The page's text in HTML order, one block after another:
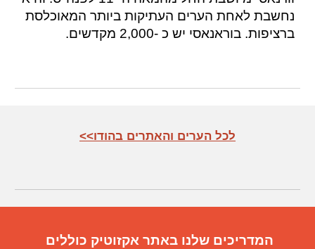
נחשבת לאחת הערים העתיקות ביותר המאוכלסת
ברציפות. בוראנאסי יש כ -2,000 מקדשים.
<<לכל הערים והאתרים בהודו
המדריכים שלנו באתר אקזוטיק כוללים